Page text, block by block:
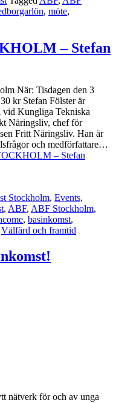
, möte,
– Stefan
När: Tisdagen den 3
kr Stefan Fölster är
vid Kungliga Tekniska
Näringsliv, chef för
Fritt Näringsliv. Han är
och medförfattare…
– Stefan
Stockholm, Events,
, ABF, ABF Stockholm,
, basinkomst,
Välfärd och framtid
nätverk för och av unga